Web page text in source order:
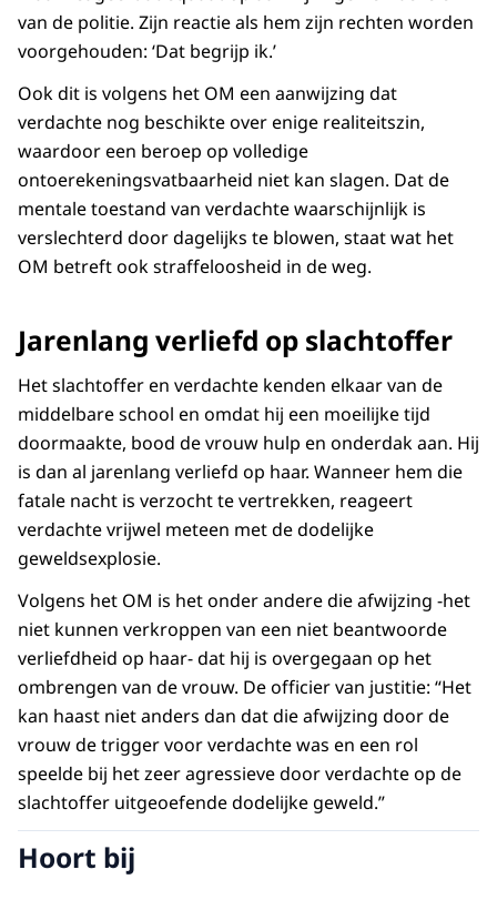
van de politie. Zijn reactie als hem zijn rechten worden
voorgehouden: ‘Dat begrijp ik.’
Ook dit is volgens het OM een aanwijzing dat
verdachte nog beschikte over enige realiteitszin,
waardoor een beroep op volledige
ontoerekeningsvatbaarheid niet kan slagen. Dat de
mentale toestand van verdachte waarschijnlijk is
verslechterd door dagelijks te blowen, staat wat het
OM betreft ook straffeloosheid in de weg.
Jarenlang verliefd op slachtoffer
Het slachtoffer en verdachte kenden elkaar van de
middelbare school en omdat hij een moeilijke tijd
doormaakte, bood de vrouw hulp en onderdak aan. Hij
is dan al jarenlang verliefd op haar. Wanneer hem die
fatale nacht is verzocht te vertrekken, reageert
verdachte vrijwel meteen met de dodelijke
geweldsexplosie.
Volgens het OM is het onder andere die afwijzing -het
niet kunnen verkroppen van een niet beantwoorde
verliefdheid op haar- dat hij is overgegaan op het
ombrengen van de vrouw. De officier van justitie: “Het
kan haast niet anders dan dat die afwijzing door de
vrouw de trigger voor verdachte was en een rol
speelde bij het zeer agressieve door verdachte op de
slachtoffer uitgeoefende dodelijke geweld.”
Hoort bij